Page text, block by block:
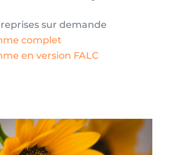
sur demande
complet
en version FALC